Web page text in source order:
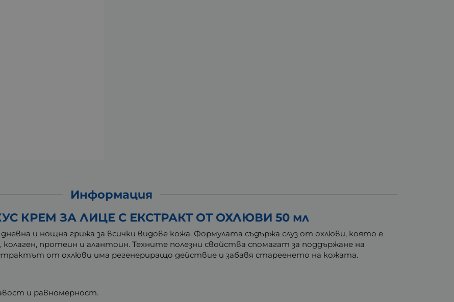
Информация
КРЕМ ЗА ЛИЦЕ С ЕКСТРАКТ ОТ ОХЛЮВИ 50 мл
и нощна грижа за всички видове кожа. Формулата съдържа слуз от охлюви, която е
протеин и алантоин. Техните полезни свойства спомагат за поддържане на
от охлюви има регенериращо действие и забавя стареенето на кожата.
и равномерност.